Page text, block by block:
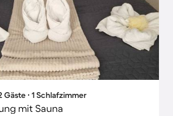
Gäste ∙ 1 Schlafzimmer
mit Sauna